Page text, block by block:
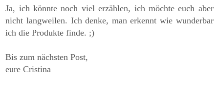
Ja, ich könnte noch viel erzählen, ich möchte euch aber
nicht langweilen. Ich denke, man erkennt wie wunderbar
ich die Produkte finde. ;)
Bis zum nächsten Post,
eure Cristina